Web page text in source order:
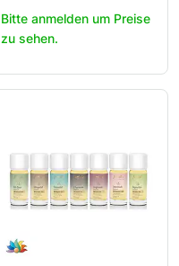
Bitte anmelden um Preise
zu sehen.